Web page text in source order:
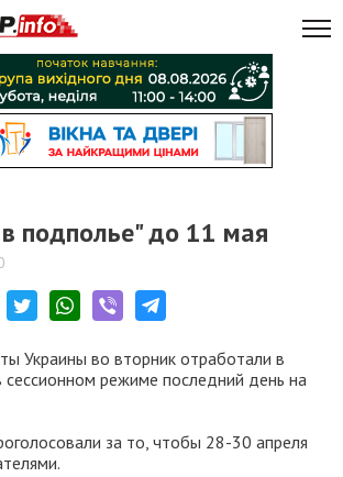
подполье" до 11 мая
Украины во вторник отработали в
режиме последний день на
за то, чтобы 28-30 апреля